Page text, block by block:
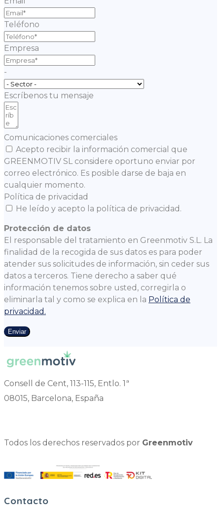
Teléfono
Empresa
-
Escríbenos tu mensaje
Comunicaciones comerciales
Acepto recibir la información comercial que
GREENMOTIV SL considere oportuno enviar por
correo electrónico. Es posible darse de baja en
cualquier momento.
Política de privacidad
He leído y acepto la política de privacidad.
Protección de datos
El responsable del tratamiento en Greenmotiv S.L. La
finalidad de la recogida de sus datos es para poder
atender sus solicitudes de información, sin ceder sus
datos a terceros. Tiene derecho a saber qué
información tenemos sobre usted, corregirla o
eliminarla tal y como se explica en la Política de
privacidad.
Enviar
Consell de Cent, 113-115, Entlo. 1ª
08015, Barcelona, España
Todos los derechos reservados por Greenmotiv
Contacto